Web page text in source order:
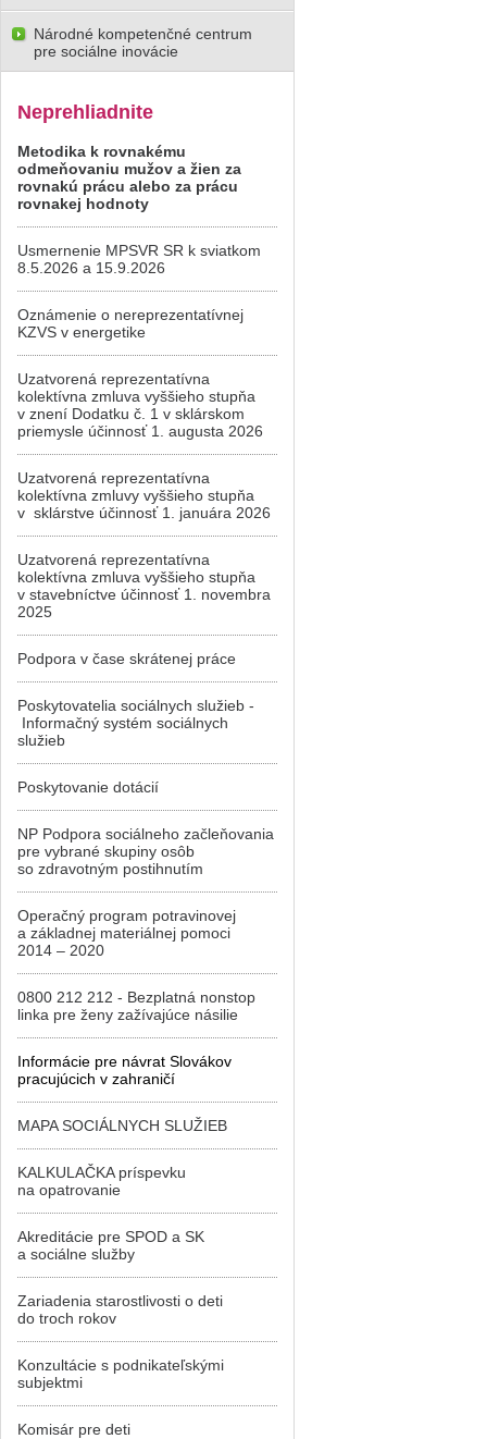
Národné kompetenčné centrum
pre sociálne inovácie
Neprehliadnite
Metodika k rovnakému
odmeňovaniu mužov a žien za
rovnakú prácu alebo za prácu
rovnakej hodnoty
Usmernenie MPSVR SR k sviatkom
8.5.2026 a 15.9.2026
Oznámenie o nereprezentatívnej
KZVS v energetike
Uzatvorená reprezentatívna
kolektívna zmluva vyššieho stupňa
v znení Dodatku č. 1 v sklárskom
priemysle účinnosť 1. augusta 2026
Uzatvorená reprezentatívna
kolektívna zmluvy vyššieho stupňa
v sklárstve účinnosť 1. januára 2026
Uzatvorená reprezentatívna
kolektívna zmluva vyššieho stupňa
v stavebníctve účinnosť 1. novembra
2025
Podpora v čase skrátenej práce
Poskytovatelia sociálnych služieb -
Informačný systém sociálnych
služieb
Poskytovanie dotácií
NP Podpora sociálneho začleňovania
pre vybrané skupiny osôb
so zdravotným postihnutím
Operačný program potravinovej
a základnej materiálnej pomoci
2014 – 2020
0800 212 212 - Bezplatná nonstop
linka pre ženy zažívajúce násilie
Informácie pre návrat Slovákov
pracujúcich v zahraničí
MAPA SOCIÁLNYCH SLUŽIEB
KALKULAČKA príspevku
na opatrovanie
Akreditácie pre SPOD a SK
a sociálne služby
Zariadenia starostlivosti o deti
do troch rokov
Konzultácie s podnikateľskými
subjektmi
Komisár pre deti